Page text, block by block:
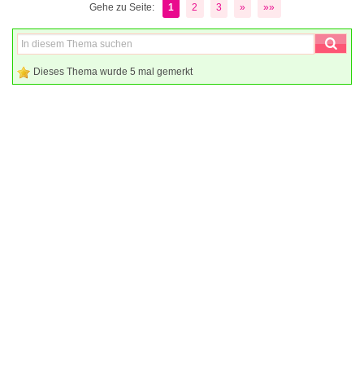
Gehe zu Seite: 1 2 3 » »»
Dieses Thema wurde 5 mal gemerkt